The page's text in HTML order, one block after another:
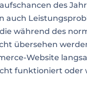
des
auch
während des
übersehen
Website
funktioniert oder